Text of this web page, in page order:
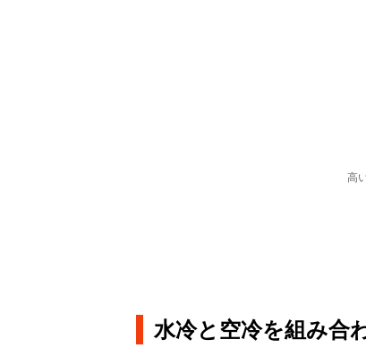
高
水冷と空冷を組み合